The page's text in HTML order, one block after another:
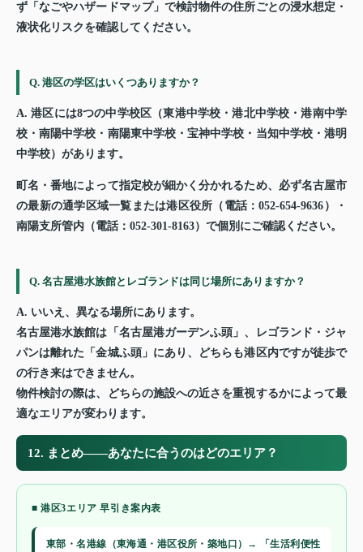
ず「なごやハザードマップ」で検討物件の住所ごとの浸水想定・
液状化リスクを確認してください。
Q. 港区の学区はいくつありますか？
A. 港区には8つの中学校区（東港中学校・港北中学校・港南中学
校・南陽中学校・南陽東中学校・宝神中学校・当知中学校・港明
中学校）があります。
町名・番地によって指定校が細かく分かれるため、必ず名古屋市
の最新の通学区域一覧または港区役所（電話：052-654-9636）・
南陽支所管内（電話：052-301-8163）で個別にご確認ください。
Q. 名古屋港水族館とレゴランドは同じ場所にありますか？
A. いいえ、異なる場所にあります。
名古屋港水族館は「名古屋港ガーデンふ頭」、レゴランド・ジャ
パンは離れた「金城ふ頭」にあり、どちらも港区内ですが徒歩で
の行き来はできません。
物件検討の際は、どちらの施設への近さを重視するかによって最
適なエリアが変わります。
12. まとめ——あなたに合うのはどのエリア？
■ 港区3エリア 早引き案内表
東部・名港線（東海通・港区役所・築地口）→ 「生活利便性